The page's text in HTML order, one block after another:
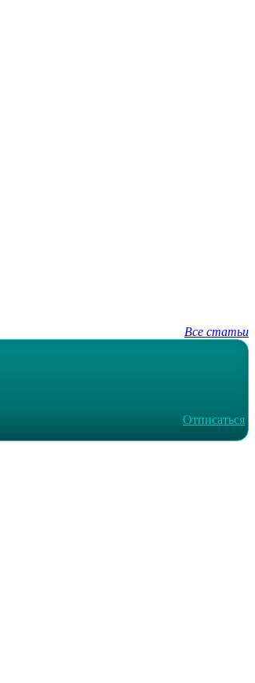
Все статьи
Отписаться